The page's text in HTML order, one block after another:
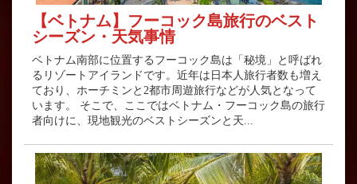
【ベトナム】フーコック島旅行のベスト
シーズン・天気事情
ベトナム南部に位置するフーコック島は「秘境」と呼ばれ
るリゾートアイランドです。近年は日本人旅行者数も増え
ており、ホーチミンと2都市周遊旅行などが人気となって
います。 そこで、ここではベトナム・フーコック島の旅行
者向けに、現地観光のベストシーズンと天...